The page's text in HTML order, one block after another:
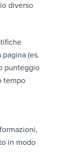
diverso
(es.
punteggio
tempo
in modo